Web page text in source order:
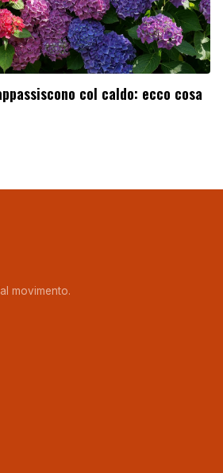
col caldo: ecco cosa
movimento.